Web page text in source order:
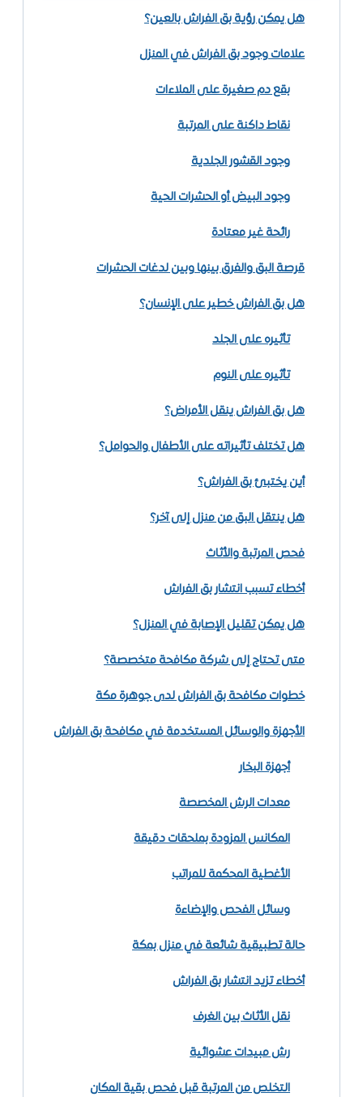
هل يمكن رؤية بق الفراش بالعين؟
علامات وجود بق الفراش في المنزل
بقع دم صغيرة على الملاءات
نقاط داكنة على المرتبة
وجود القشور الجلدية
وجود البيض أو الحشرات الحية
رائحة غير معتادة
قرصة البق والفرق بينها وبين لدغات الحشرات
هل بق الفراش خطير على الإنسان؟
تأثيره على الجلد
تأثيره على النوم
هل بق الفراش ينقل الأمراض؟
هل تختلف تأثيراته على الأطفال والحوامل؟
أين يختبئ بق الفراش؟
هل ينتقل البق من منزل إلى آخر؟
فحص المرتبة والأثاث
أخطاء تسبب انتشار بق الفراش
هل يمكن تقليل الإصابة في المنزل؟
متى تحتاج إلى شركة مكافحة متخصصة؟
خطوات مكافحة بق الفراش لدى جوهرة مكة
الأجهزة والوسائل المستخدمة في مكافحة بق الفراش
أجهزة البخار
معدات الرش المخصصة
المكانس المزودة بملحقات دقيقة
الأغطية المحكمة للمراتب
وسائل الفحص والإضاءة
حالة تطبيقية شائعة في منزل بمكة
أخطاء تزيد انتشار بق الفراش
نقل الأثاث بين الغرف
رش مبيدات عشوائية
التخلص من المرتبة قبل فحص بقية المكان